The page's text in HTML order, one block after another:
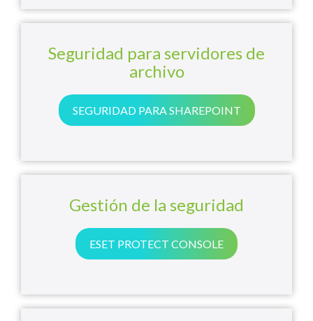
Seguridad para servidores de
archivo
SEGURIDAD PARA SHAREPOINT
Gestión de la seguridad
ESET PROTECT CONSOLE